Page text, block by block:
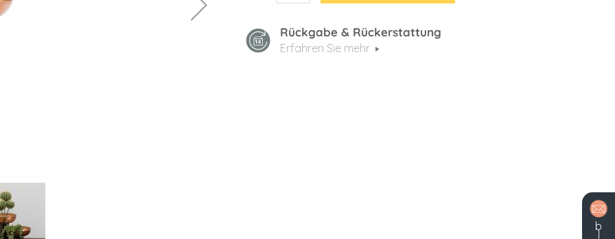
Rückgabe & Rückerstattung
Erfahren Sie mehr
b
l